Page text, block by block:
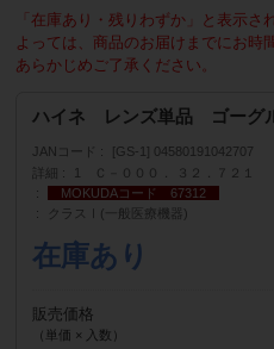
「在庫あり・残りわずか」と表示
よっては、商品のお届けまでにお時
あらかじめご了承ください。
ハイネ レンズ単品 ゴー
JANコード
[GS-1] 04580191042707
詳細
1 Ｃ－０００． ３２．７２１
MOKUDAコード 67312
クラスⅠ(一般医療機器)
在庫あり
販売価格
（単価 × 入数）